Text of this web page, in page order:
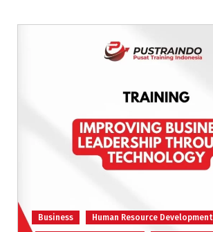
Business Human Resource Development